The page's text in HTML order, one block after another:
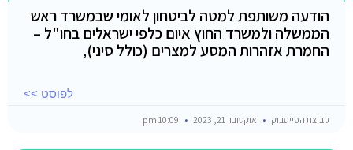
הודעה משותפת למטה לביטחון לאומי שבמשרד ראש
הממשלה ולמשרד החוץ איום כלפי ישראלים בחו"ל –
החמרת אזהרות המסע למצרים (כולל סיני),
לפוסט >>
קבוצת הפייסבוק אוקטובר 21, 2023